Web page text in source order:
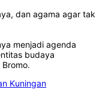
dan agama agar tak
menjadi agenda
budaya
Kuningan